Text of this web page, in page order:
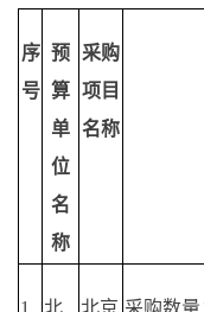
序
号
预
算
单
位
名
称
采购
项目
名称
1
北
北京 采购数量